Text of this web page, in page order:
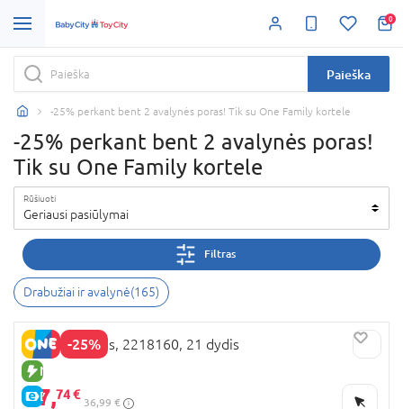
0
Paieška
-25% perkant bent 2 avalynės poras! Tik su One Family kortele
-25% perkant bent 2 avalynės poras!
Tik su One Family kortele
Rūšiuoti
Geriausi pasiūlymai
Filtras
Drabužiai ir avalynė(165)
-25%
NAUJA PREKĖ
E-KAINA
BEPPI basutės, 2218160, 21 dydis
27,74 €
36,99 €